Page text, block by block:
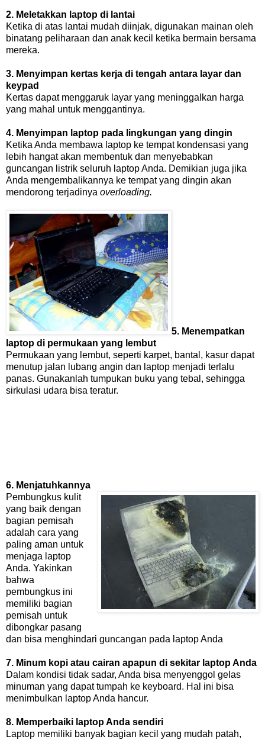
2. Meletakkan laptop di lantai
Ketika di atas lantai mudah diinjak, digunakan mainan oleh
binatang peliharaan dan anak kecil ketika bermain bersama
mereka.
3. Menyimpan kertas kerja di tengah antara layar dan
keypad
Kertas dapat menggaruk layar yang meninggalkan harga
yang mahal untuk menggantinya.
4. Menyimpan laptop pada lingkungan yang dingin
Ketika Anda membawa laptop ke tempat kondensasi yang
lebih hangat akan membentuk dan menyebabkan
guncangan listrik seluruh laptop Anda. Demikian juga jika
Anda mengembalikannya ke tempat yang dingin akan
mendorong terjadinya overloading.
5. Menempatkan
laptop di permukaan yang lembut
Permukaan yang lembut, seperti karpet, bantal, kasur dapat
menutup jalan lubang angin dan laptop menjadi terlalu
panas. Gunakanlah tumpukan buku yang tebal, sehingga
sirkulasi udara bisa teratur.
6. Menjatuhkannya
Pembungkus kulit
yang baik dengan
bagian pemisah
adalah cara yang
paling aman untuk
menjaga laptop
Anda. Yakinkan
bahwa
pembungkus ini
memiliki bagian
pemisah untuk
dibongkar pasang
dan bisa menghindari guncangan pada laptop Anda
7. Minum kopi atau cairan apapun di sekitar laptop Anda
Dalam kondisi tidak sadar, Anda bisa menyenggol gelas
minuman yang dapat tumpah ke keyboard. Hal ini bisa
menimbulkan laptop Anda hancur.
8. Memperbaiki laptop Anda sendiri
Laptop memiliki banyak bagian kecil yang mudah patah,